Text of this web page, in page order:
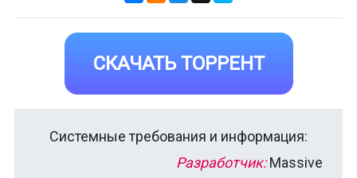
СКАЧАТЬ ТОРРЕНТ
Системные требования и информация:
Разработчик:Massive